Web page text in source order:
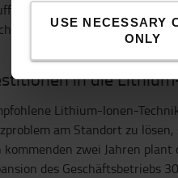
USE NECESSARY
ONLY
von Wasser machen,
perfekt!“
in die
Lithium-Ionen-
am Standort zu
kommenden zwei Jahren
des Geschäftsbetriebs